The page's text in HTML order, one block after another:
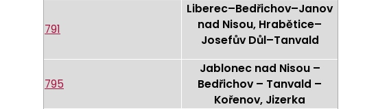
791
Liberec–Bedřichov–Janov
nad Nisou, Hrabětice–
Josefův Důl–Tanvald
795
Jablonec nad Nisou –
Bedřichov – Tanvald –
Kořenov, Jizerka